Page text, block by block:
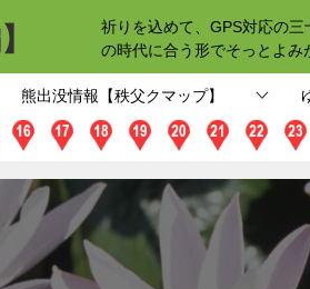
祈りを込めて、GPS対応の
の時代に合う形でそっとよみ
熊出没情報【秩父クマップ】